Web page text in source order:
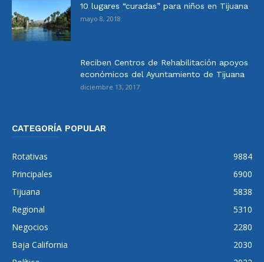
10 lugares “curadas” para niños en Tijuana
mayo 8, 2018
Reciben Centros de Rehabilitación apoyos
económicos del Ayuntamiento de Tijuana
diciembre 13, 2017
CATEGORÍA POPULAR
Rotativas
9884
Principales
6900
Tijuana
5838
Regional
5310
Negocios
2280
Baja California
2030